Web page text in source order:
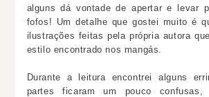
alguns dá vontade de apertar e levar
fofos! Um detalhe que gostei muito é
ilustrações feitas pela própria autora
estilo encontrado nos mangás.
Durante a leitura encontrei alguns
partes ficaram um pouco